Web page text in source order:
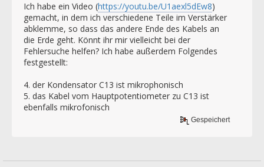
Ich habe ein Video (https://youtu.be/U1aexl5dEw8)
gemacht, in dem ich verschiedene Teile im Verstärker
abklemme, so dass das andere Ende des Kabels an
die Erde geht. Könnt ihr mir vielleicht bei der
Fehlersuche helfen? Ich habe außerdem Folgendes
festgestellt:
4. der Kondensator C13 ist mikrophonisch
5. das Kabel vom Hauptpotentiometer zu C13 ist
ebenfalls mikrofonisch
Gespeichert